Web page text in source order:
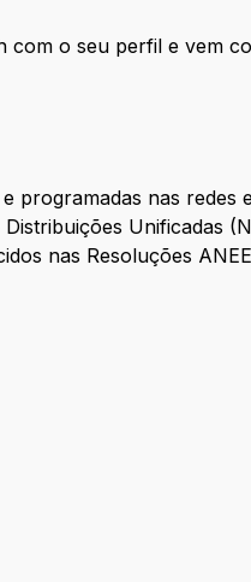
com o seu perfil e vem
programadas nas redes
Unificadas
nas Resoluções